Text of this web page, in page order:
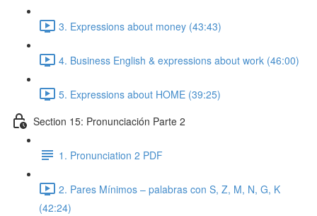
3. Expressions about money (43:43)
4. Business English & expressions about work (46:00)
5. Expressions about HOME (39:25)
Section 15: Pronunciación Parte 2
1. Pronunciation 2 PDF
2. Pares Mínimos – palabras con S, Z, M, N, G, K
(42:24)